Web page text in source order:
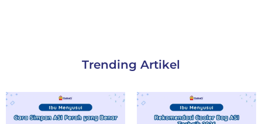
Trending Artikel